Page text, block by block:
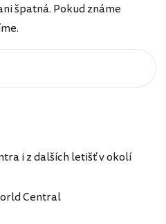
špatná. Pokud známe
i z dalších letišť v okolí
Central